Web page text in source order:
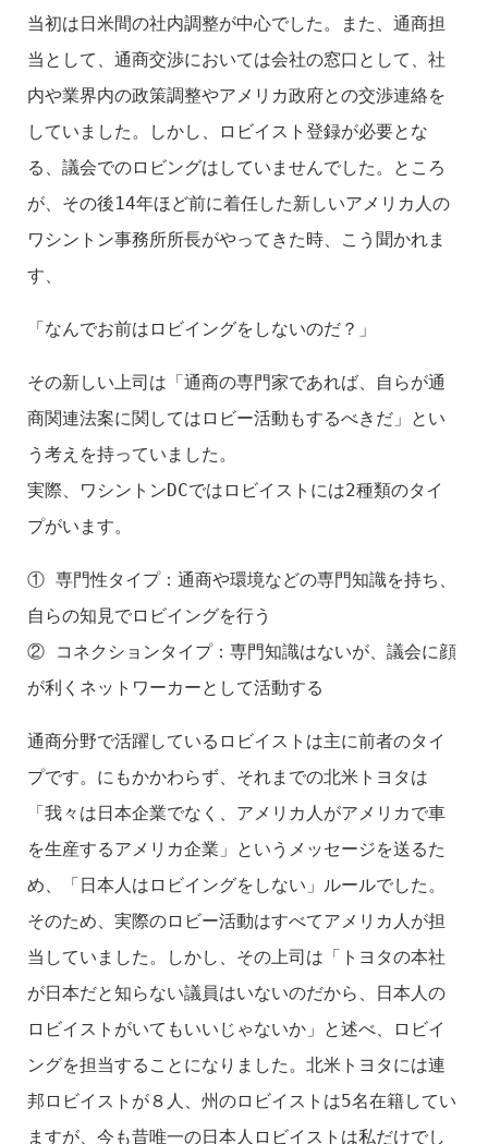
当初は日米間の社内調整が中心でした。また、通商担
当として、通商交渉においては会社の窓口として、社
内や業界内の政策調整やアメリカ政府との交渉連絡を
していました。しかし、ロビイスト登録が必要とな
る、議会でのロビングはしていませんでした。ところ
が、その後14年ほど前に着任した新しいアメリカ人の
ワシントン事務所所長がやってきた時、こう聞かれま
す、
「なんでお前はロビイングをしないのだ？」
その新しい上司は「通商の専門家であれば、自らが通
商関連法案に関してはロビー活動もするべきだ」とい
う考えを持っていました。
実際、ワシントンDCではロビイストには2種類のタイ
プがいます。
① 専門性タイプ：通商や環境などの専門知識を持ち、
自らの知見でロビイングを行う
② コネクションタイプ：専門知識はないが、議会に顔
が利くネットワーカーとして活動する
通商分野で活躍しているロビイストは主に前者のタイ
プです。にもかかわらず、それまでの北米トヨタは
「我々は日本企業でなく、アメリカ人がアメリカで車
を生産するアメリカ企業」というメッセージを送るた
め、「日本人はロビイングをしない」ルールでした。
そのため、実際のロビー活動はすべてアメリカ人が担
当していました。しかし、その上司は「トヨタの本社
が日本だと知らない議員はいないのだから、日本人の
ロビイストがいてもいいじゃないか」と述べ、ロビイ
ングを担当することになりました。北米トヨタには連
邦ロビイストが８人、州のロビイストは5名在籍してい
ますが、今も昔唯一の日本人ロビイストは私だけでし